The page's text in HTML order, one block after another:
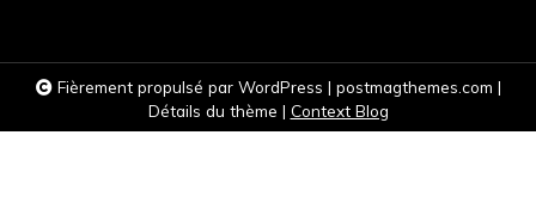
Fièrement propulsé par WordPress | postmagthemes.com |
Détails du thème | Context Blog